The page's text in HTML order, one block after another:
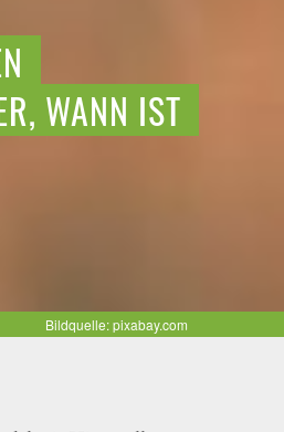
WANN IST
Bildquelle: pixabay.com